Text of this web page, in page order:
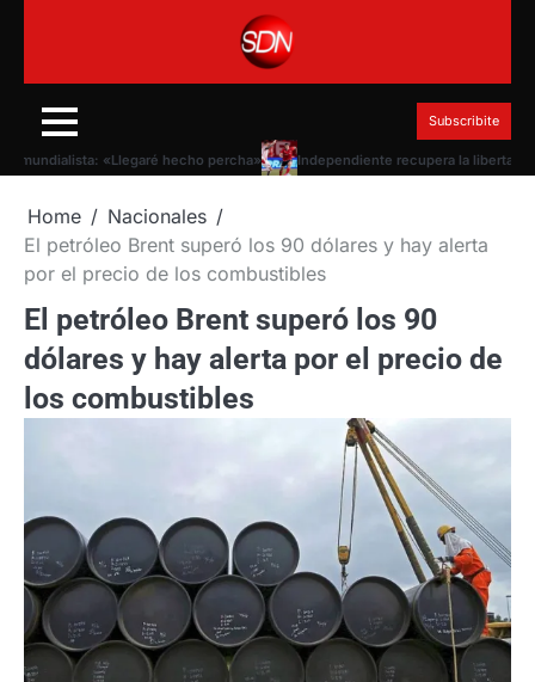
Subscribite
«Llegaré hecho percha» Independiente recupera la libertad de
Home
Nacionales
El petróleo Brent superó los 90 dólares y hay alerta
por el precio de los combustibles
El petróleo Brent superó los 90
dólares y hay alerta por el precio de
los combustibles